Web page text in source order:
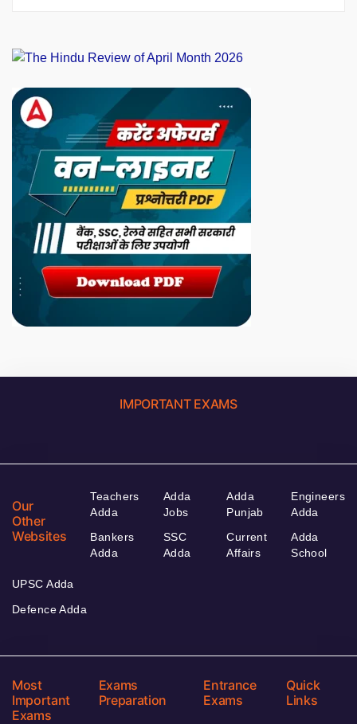
IMPORTANT EXAMS
Our
Other
Websites
Teachers
Adda
Bankers
Adda
Adda
Jobs
SSC
Adda
Adda
Punjab
Current
Affairs
Engineers
Adda
Adda
School
UPSC Adda
Defence Adda
Most
Important
Exams
Exams
Preparation
Entrance
Exams
Quick
Links